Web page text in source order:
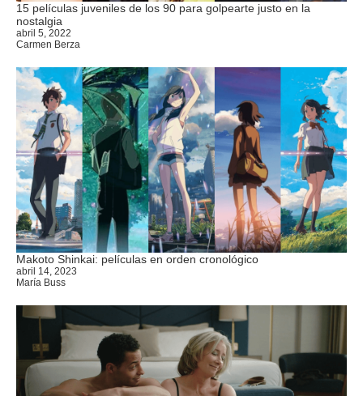
15 películas juveniles de los 90 para golpearte justo en la
nostalgia
abril 5, 2022
Carmen Berza
Makoto Shinkai: películas en orden cronológico
abril 14, 2023
María Buss